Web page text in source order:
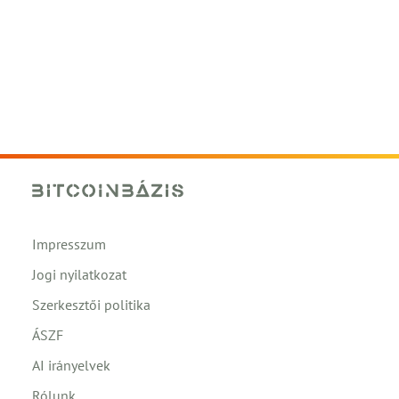
Impresszum
Jogi nyilatkozat
Szerkesztői politika
ÁSZF
AI irányelvek